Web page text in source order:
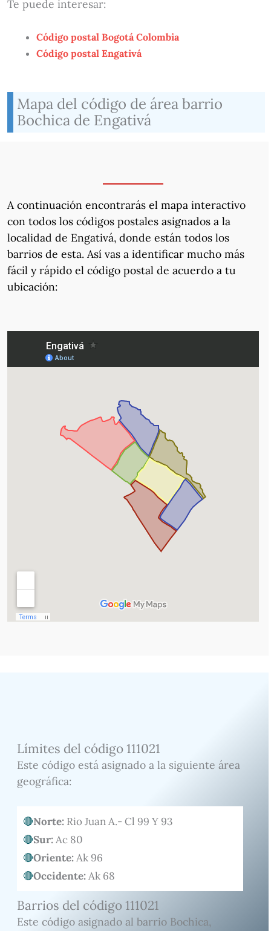
Te puede interesar:
Código postal Bogotá Colombia
Código postal Engativá
Mapa del código de área barrio
Bochica de Engativá
A continuación encontrarás el mapa interactivo
con todos los códigos postales asignados a la
localidad de Engativá, donde están todos los
barrios de esta. Así vas a identificar mucho más
fácil y rápido el código postal de acuerdo a tu
ubicación:
Límites del código 111021
Este código está asignado a la siguiente área
geográfica:
Norte:Rio Juan A.- Cl 99 Y 93
Sur:Ac 80
Oriente:Ak 96
Occidente:Ak 68
Barrios del código 111021
Este código asignado al barrio Bochica,